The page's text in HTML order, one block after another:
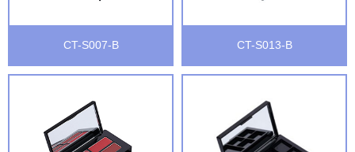
CT-S007-B CT-S013-B